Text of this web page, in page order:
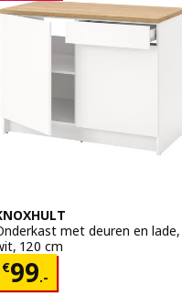
met deuren en lade,
120 cm
€99.-€ 99.-